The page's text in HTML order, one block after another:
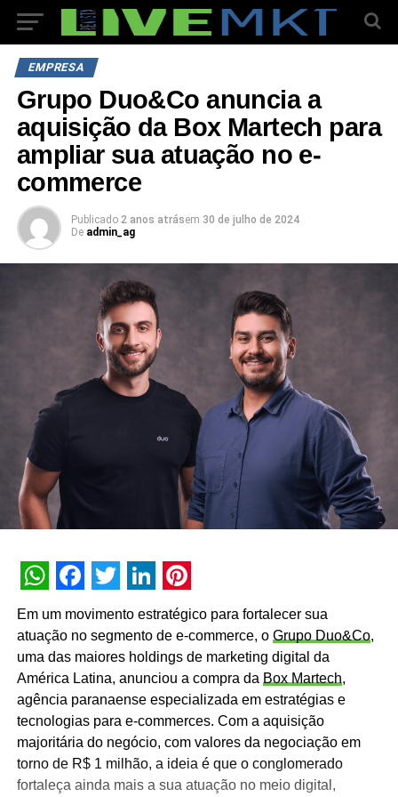
EMPRESA
Grupo Duo&Co anuncia a
aquisição da Box Martech para
ampliar sua atuação no e-
commerce
Publicado 2 anos atrásem 30 de julho de 2024
De admin_ag
WhatsApp
Facebook
Twitter
LinkedIn
Pinterest
Em um movimento estratégico para fortalecer sua
atuação no segmento de e-commerce, o Grupo Duo&Co,
uma das maiores holdings de marketing digital da
América Latina, anunciou a compra da Box Martech,
agência paranaense especializada em estratégias e
tecnologias para e-commerces. Com a aquisição
majoritária do negócio, com valores da negociação em
torno de R$ 1 milhão, a ideia é que o conglomerado
fortaleça ainda mais a sua atuação no meio digital,